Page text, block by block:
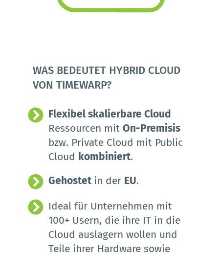
WAS BEDEUTET HYBRID CLOUD
VON TIMEWARP?
Flexibel skalierbare Cloud
Ressourcen mit
bzw. Private Cloud mit Public
Cloud kombiniert.
Gehostet in der EU.
Ideal für Unternehmen mit
100+ Usern, die ihre IT in die
Cloud auslagern wollen und